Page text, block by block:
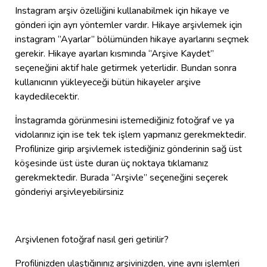
Instagram arşiv özelliğini kullanabilmek için hikaye ve
gönderi için ayrı yöntemler vardır. Hikaye arşivlemek için
instagram ‘’Ayarlar’’ bölümünden hikaye ayarlarını seçmek
gerekir. Hikaye ayarları kısmında ‘’Arşive Kaydet’’
seçeneğini aktif hale getirmek yeterlidir. Bundan sonra
kullanıcının yükleyeceği bütün hikayeler arşive
kaydedilecektir.
İnstagramda görünmesini istemediğiniz fotoğraf ve ya
vidolarınız için ise tek tek işlem yapmanız gerekmektedir.
Profilinize girip arşivlemek istediğiniz gönderinin sağ üst
köşesinde üst üste duran üç noktaya tıklamanız
gerekmektedir. Burada ‘’Arşivle’’ seçeneğini seçerek
gönderiyi arşivleyebilirsiniz
Arşivlenen fotoğraf nasıl geri getirilir?
Profilinizden ulaştığınınız arşivinizden, yine aynı işlemleri